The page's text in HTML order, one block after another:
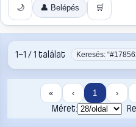
🌙 👤 Belépés 🛒
1–1 / 1 találat Keresés:
« ‹ 1 ›
Méret: